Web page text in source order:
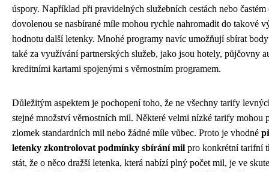
úspory. Například při pravidelných služebních cestách nebo častém
dovolenou se nasbírané míle mohou rychle nahromadit do takové
hodnotu další letenky. Mnohé programy navíc umožňují sbírat
také za využívání partnerských služeb, jako jsou hotely, půjčovny
kreditními kartami spojenými s věrnostním programem.
Důležitým aspektem je pochopení toho, že ne všechny tarify
stejné množství věrnostních mil. Některé velmi nízké tarify mohou
zlomek standardních mil nebo žádné míle vůbec. Proto je vhodné
letenky zkontrolovat podmínky sbírání mil pro konkrétní tarifní
stát, že o něco dražší letenka, která nabízí plný počet mil, je ve